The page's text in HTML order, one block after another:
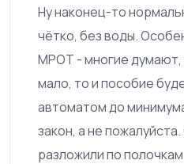
Ну наконец-то
чётко, без воды.
МРОТ - многие думают,
мало, то и пособие
автоматом до
закон, а не
разложили по